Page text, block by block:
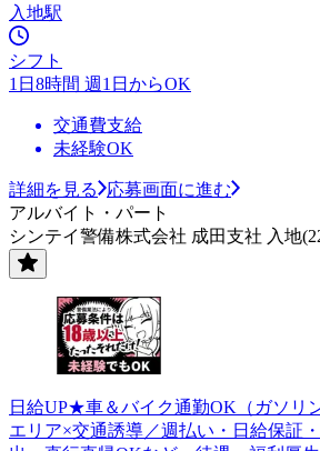
入地駅
シフト
1日8時間 週1日からOK
交通費支給
未経験OK
詳細を見る
応募画面に進む
アルバイト・パート
シンテイ警備株式会社 成田支社 入地
日給UP★車＆バイク通勤OK（ガソリ
エリア×交通誘導／週払い・日給保証